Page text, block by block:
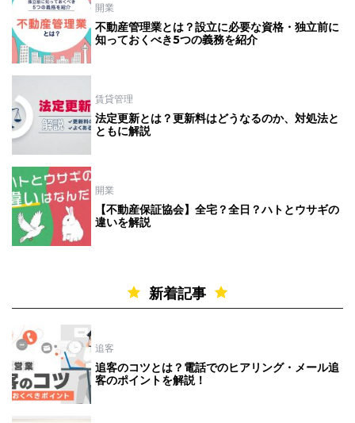
開業
不動産管理業とは？設立に必要な資格・独立前に
知っておくべき5つの義務を紹介
賃貸管理
法定更新とは？更新料はどうなるのか、対処法と
ともに解説
開業
【不動産保証協会】全宅？全日？ハトとウサギの
違いを解説
新着記事
追客
追客のコツとは？電話でのヒアリング・メール追
客のポイントを解説！